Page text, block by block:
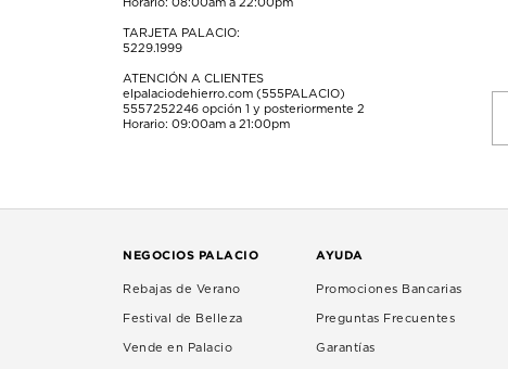
Horario: 08:00am a 22:00pm
TARJETA PALACIO:
5229.1999
ATENCIÓN A CLIENTES
elpalaciodehierro.com (555PALACIO)
5557252246 opción 1 y posteriormente 2
Horario: 09:00am a 21:00pm
NEGOCIOS PALACIO
Rebajas de Verano
Festival de Belleza
Vende en Palacio
AYUDA
Promociones Bancarias
Preguntas Frecuentes
Garantías